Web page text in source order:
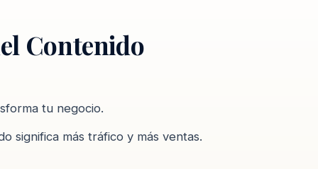
Contenido
tu negocio.
significa más tráfico y más ventas.